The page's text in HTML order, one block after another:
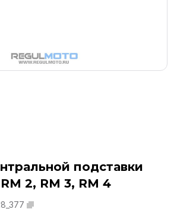
подставки
2, RM 3, RM 4